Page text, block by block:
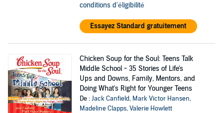
conditions d'éligibilité
Essayez Standard gratuitement
Chicken Soup for the Soul: Teens Talk
Middle School - 35 Stories of Life's
Ups and Downs, Family, Mentors, and
Doing What's Right for Younger Teens
De :Jack Canfield, Mark Victor Hansen,
Madeline Clapps,Valerie Howlett